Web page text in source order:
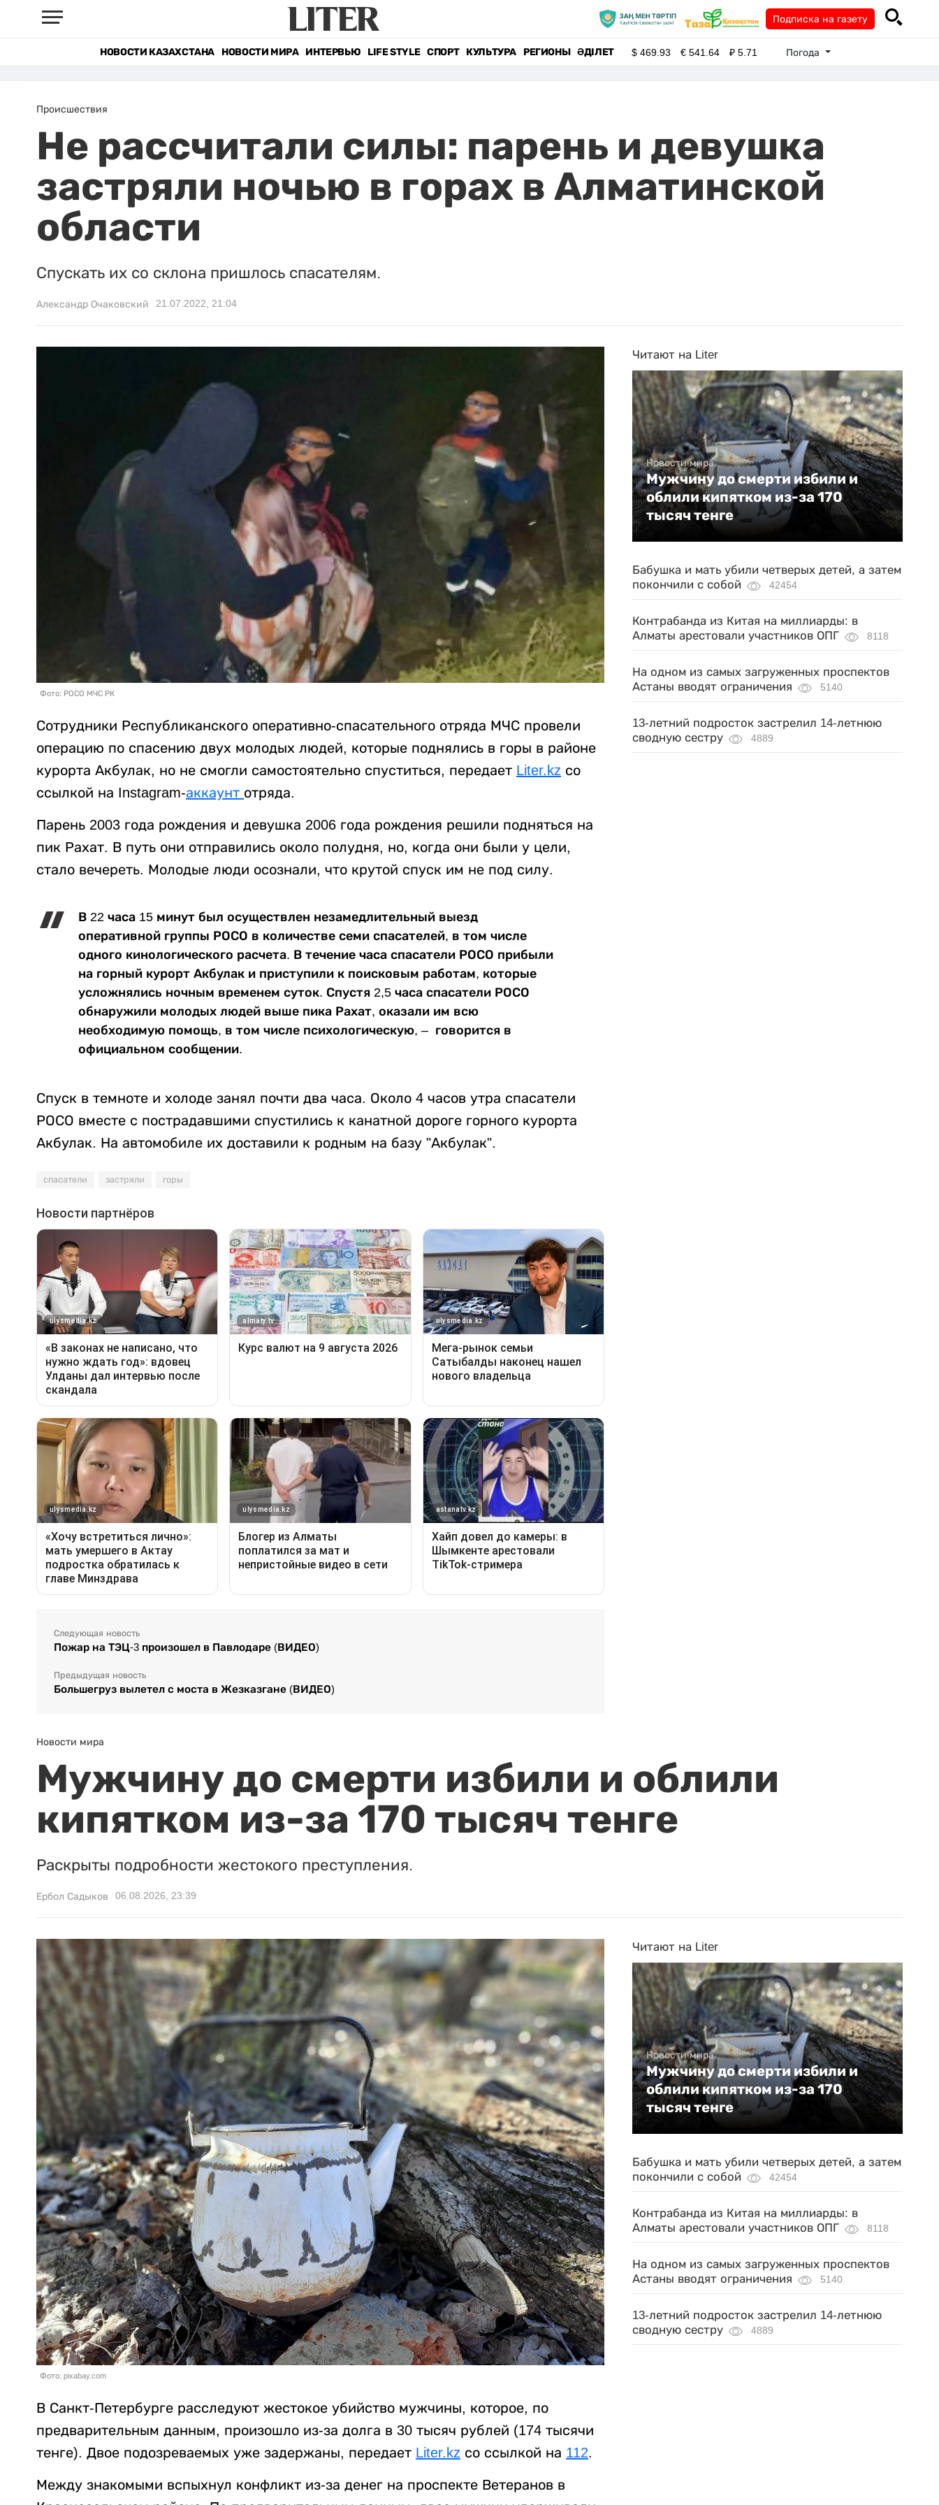
Подписка на газету
НОВОСТИ КАЗАХСТАНА НОВОСТИ МИРА ИНТЕРВЬЮ LIFE STYLE СПОРТ КУЛЬТУРА РЕГИОНЫ ӘДІЛЕТ $469.93 €541.64 ₽5.71 Погода
Происшествия
Не рассчитали силы: парень и девушка
застряли ночью в горах в Алматинской
области
Спускать их со склона пришлось спасателям.
Александр Очаковский 21.07.2022, 21:04
Фото: РОСО МЧС РК
Сотрудники Республиканского оперативно-спасательного отряда МЧС провели
операцию по спасению двух молодых людей, которые поднялись в горы в районе
курорта Акбулак, но не смогли самостоятельно спуститься, передает Liter.kz со
ссылкой на Instagram-аккаунт отряда.
Парень 2003 года рождения и девушка 2006 года рождения решили подняться на
пик Рахат. В путь они отправились около полудня, но, когда они были у цели,
стало вечереть. Молодые люди осознали, что крутой спуск им не под силу.
В 22 часа 15 минут был осуществлен незамедлительный выезд
оперативной группы РОСО в количестве семи спасателей, в том числе
одного кинологического расчета. В течение часа спасатели РОСО прибыли
на горный курорт Акбулак и приступили к поисковым работам, которые
усложнялись ночным временем суток. Спустя 2,5 часа спасатели РОСО
обнаружили молодых людей выше пика Рахат, оказали им всю
необходимую помощь, в том числе психологическую, – говорится в
официальном сообщении.
Спуск в темноте и холоде занял почти два часа. Около 4 часов утра спасатели
РОСО вместе с пострадавшими спустились к канатной дороге горного курорта
Акбулак. На автомобиле их доставили к родным на базу "Акбулак".
спасатели застряли горы
Следующая новость
Пожар на ТЭЦ-3 произошел в Павлодаре (ВИДЕО)
Предыдущая новость
Большегруз вылетел с моста в Жезказгане (ВИДЕО)
Читают на Liter
Новости мира
Мужчину до смерти избили и
облили кипятком из-за 170
тысяч тенге
Бабушка и мать убили четверых детей, а затем
покончили с собой
42454
Контрабанда из Китая на миллиарды: в
Алматы арестовали участников ОПГ
8118
На одном из самых загруженных проспектов
Астаны вводят ограничения
5140
13-летний подросток застрелил 14-летнюю
сводную сестру
4889
Новости мира
Мужчину до смерти избили и облили
кипятком из-за 170 тысяч тенге
Раскрыты подробности жестокого преступления.
Ербол Садыков 06.08.2026, 23:39
Фото: pixabay.com
В Санкт-Петербурге расследуют жестокое убийство мужчины, которое, по
предварительным данным, произошло из-за долга в 30 тысяч рублей (174 тысячи
тенге). Двое подозреваемых уже задержаны, передает Liter.kz со ссылкой на 112.
Между знакомыми вспыхнул конфликт из-за денег на проспекте Ветеранов в
Читают на Liter
Новости мира
Мужчину до смерти избили и
облили кипятком из-за 170
тысяч тенге
Бабушка и мать убили четверых детей, а затем
покончили с собой
42454
Контрабанда из Китая на миллиарды: в
Алматы арестовали участников ОПГ
8118
На одном из самых загруженных проспектов
Астаны вводят ограничения
5140
13-летний подросток застрелил 14-летнюю
сводную сестру
4889